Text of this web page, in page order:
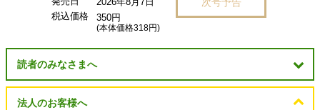
2026年8月7日
税込価格
350円
(本体価格318円)
次号予告
読者のみなさまへ
法人のお客様へ